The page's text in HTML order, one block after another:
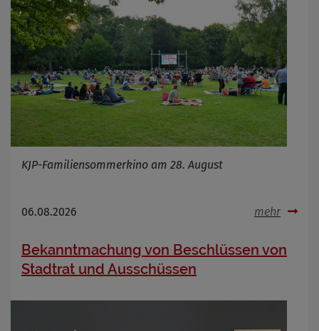
KJP-Familiensommerkino am 28. August
06.08.2026 mehr
Bekanntmachung von Beschlüssen von
Stadtrat und Ausschüssen